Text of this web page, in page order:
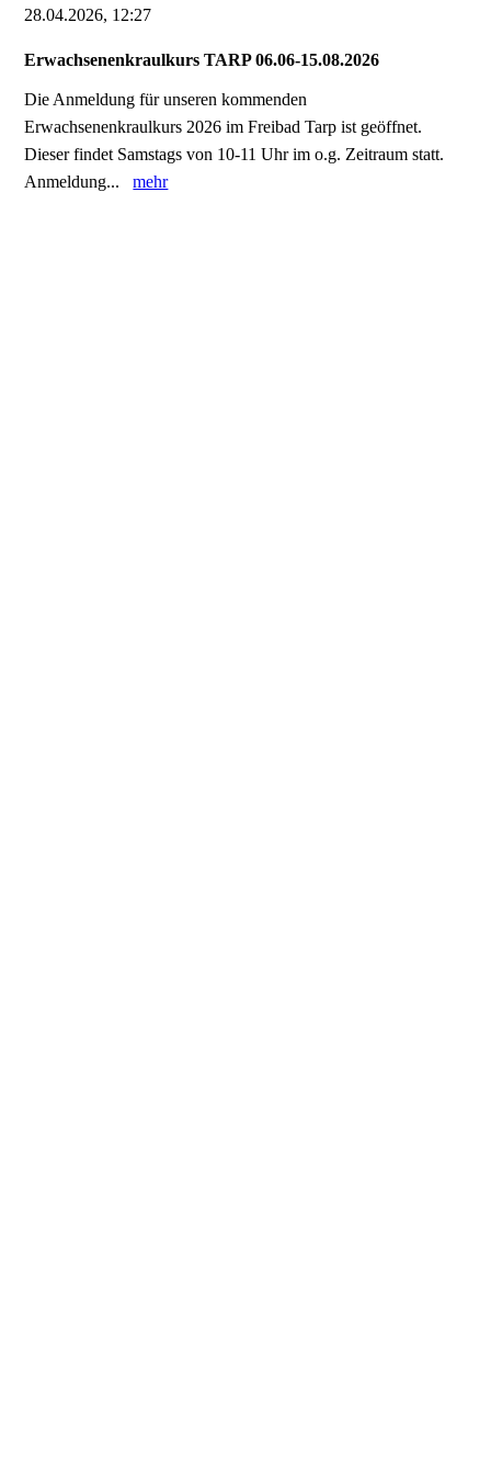
28.04.2026, 12:27
Erwachsenenkraulkurs TARP 06.06-15.08.2026
Die Anmeldung für unseren kommenden
Erwachsenenkraulkurs 2026 im Freibad Tarp ist geöffnet.
Dieser findet Samstags von 10-11 Uhr im o.g. Zeitraum statt.
Anmeldung...mehr